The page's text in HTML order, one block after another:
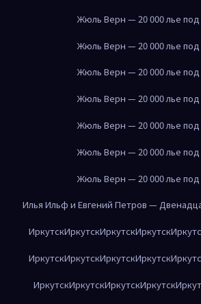
Жюль Верн — 20 000 лье
Жюль Верн — 20 000 лье
Жюль Верн — 20 000 лье
Жюль Верн — 20 000 лье
Жюль Верн — 20 000 лье
Жюль Верн — 20 000 лье
Жюль Верн — 20 000 лье
Илья Ильф и Евгений Петров —
ИркутскИркутскИркутскИркутск
ИркутскИркутскИркутскИркутск
ИркутскИркутскИркутскИркутск